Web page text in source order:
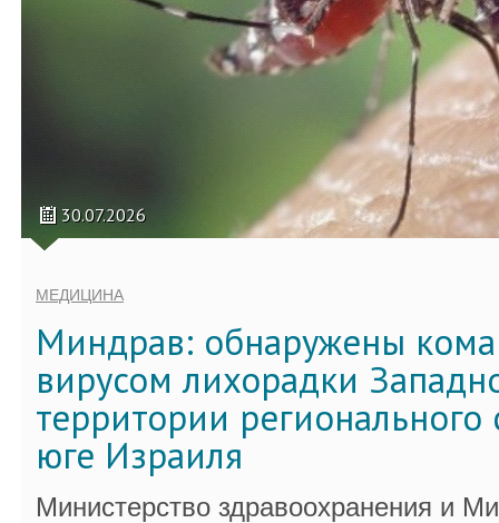
30.07.2026
МЕДИЦИНА
Миндрав: обнаружены
вирусом лихорадки
территории регионального
юге Израиля
Министерство здравоохранения и